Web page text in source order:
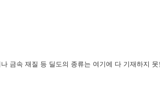
금속 재질 등 딜도의 종류는 여기에 다 기재하지